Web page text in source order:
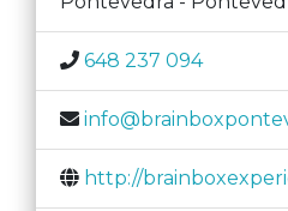
648 237 094
http://